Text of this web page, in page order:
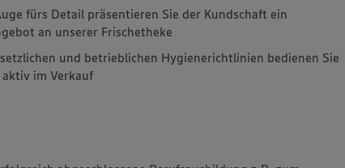
fürs Detail präsentieren Sie der Kundschaft ein
an unserer Frischetheke
und betrieblichen Hygienerichtlinien bedienen Sie
im Verkauf